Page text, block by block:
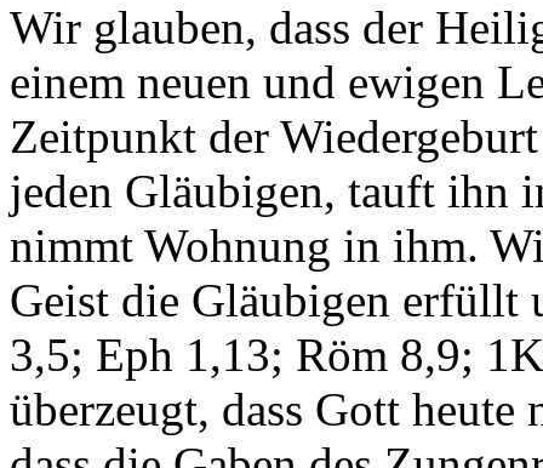
Wir glauben, dass der
einem neuen und ewigen
Zeitpunkt der
jeden Gläubigen, tauft ihn
nimmt Wohnung in ihm.
Geist die Gläubigen erfüllt
3,5; Eph 1,13; Röm 8,9;
überzeugt, dass Gott